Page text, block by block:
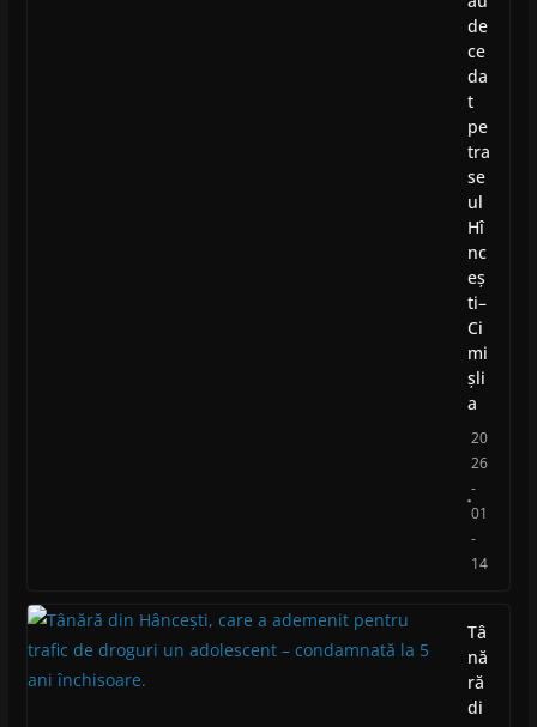
de
ce
da
t
pe
tra
se
ul
Hî
nc
eș
ti–
Ci
mi
șli
a
20
26
-
01
-
14
Tâ
nă
ră
di